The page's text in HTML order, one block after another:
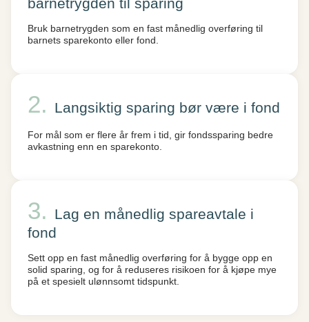
Bruk barnetrygden som en fast månedlig overføring til
barnets sparekonto eller fond.
Langsiktig sparing bør være i fond
For mål som er flere år frem i tid, gir fondssparing bedre
avkastning enn en sparekonto.
Lag en månedlig spareavtale i
fond
Sett opp en fast månedlig overføring for å bygge opp en
solid sparing, og for å reduseres risikoen for å kjøpe mye
på et spesielt ulønnsomt tidspunkt.